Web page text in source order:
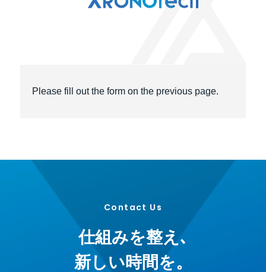
Please fill out the form on the previous page.
Contact Us
仕組みを整え､
新しい時間を。